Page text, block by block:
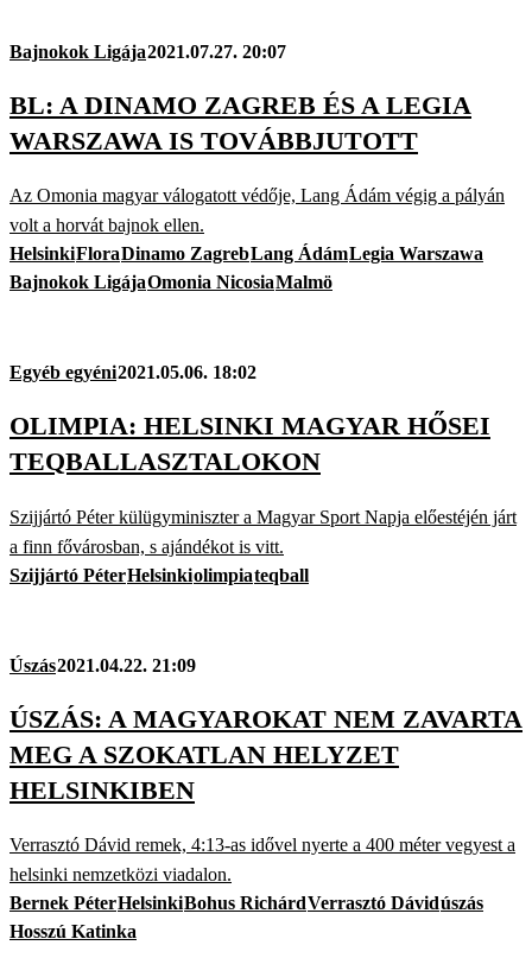
Bajnokok Ligája2021.07.27. 20:07
BL: A DINAMO ZAGREB ÉS A LEGIA
WARSZAWA IS TOVÁBBJUTOTT
Az Omonia magyar válogatott védője, Lang Ádám végig a pályán
volt a horvát bajnok ellen.
HelsinkiFloraDinamo ZagrebLang ÁdámLegia Warszawa
Bajnokok LigájaOmonia NicosiaMalmö
Egyéb egyéni2021.05.06. 18:02
OLIMPIA: HELSINKI MAGYAR HŐSEI
TEQBALLASZTALOKON
Szijjártó Péter külügyminiszter a Magyar Sport Napja előestéjén járt
a finn fővárosban, s ajándékot is vitt.
Szijjártó PéterHelsinkiolimpiateqball
Úszás2021.04.22. 21:09
ÚSZÁS: A MAGYAROKAT NEM ZAVARTA
MEG A SZOKATLAN HELYZET
HELSINKIBEN
Verrasztó Dávid remek, 4:13-as idővel nyerte a 400 méter vegyest a
helsinki nemzetközi viadalon.
Bernek PéterHelsinkiBohus RichárdVerrasztó Dávidúszás
Hosszú Katinka